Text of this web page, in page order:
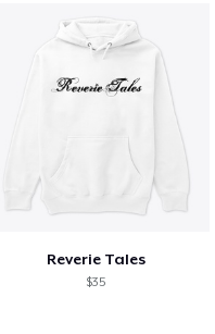
Reverie Tales
$35